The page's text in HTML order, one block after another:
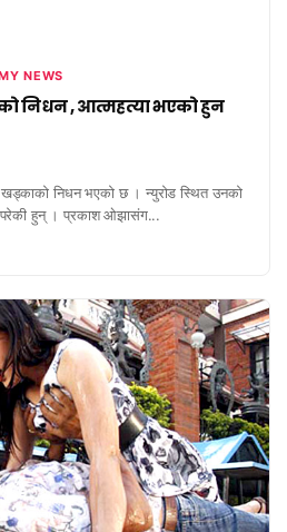
NEWS
निधन , आत्महत्या भएको हुन
खड्काको निधन भएको छ । न्युरोड स्थित उनको
परेकी हुन् । प्रकाश ओझासंग...